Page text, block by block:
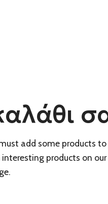
add some products to
products on our